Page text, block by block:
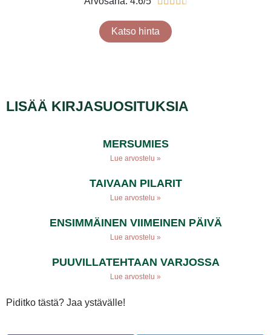
Katso hinta
LISÄÄ KIRJASUOSITUKSIA
MERSUMIES
Lue arvostelu »
TAIVAAN PILARIT
Lue arvostelu »
ENSIMMÄINEN VIIMEINEN PÄIVÄ
Lue arvostelu »
PUUVILLATEHTAAN VARJOSSA
Lue arvostelu »
Piditko tästä? Jaa ystävälle!